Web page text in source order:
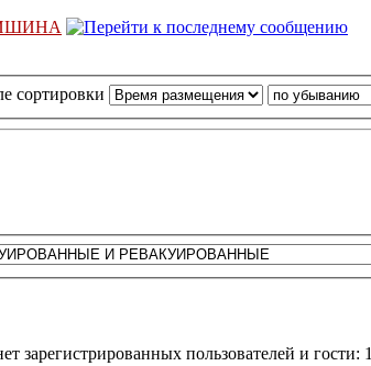
сортировки
зарегистрированных пользователей и гости: 1